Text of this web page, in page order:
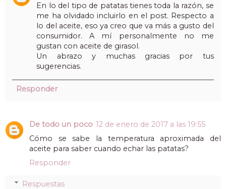
En lo del tipo de patatas tienes toda la razón, se
me ha olvidado incluirlo en el post. Respecto a
lo del aceite, eso ya creo que va más a gusto del
consumidor. A mí personalmente no me
gustan con aceite de girasol.
Un abrazo y muchas gracias por tus
sugerencias.
Responder
De todo un poco 12 de enero de 2017 a las 19:55
Cómo se sabe la temperatura aproximada del
aceite para saber cuando echar las patatas?
Responder
Respuestas